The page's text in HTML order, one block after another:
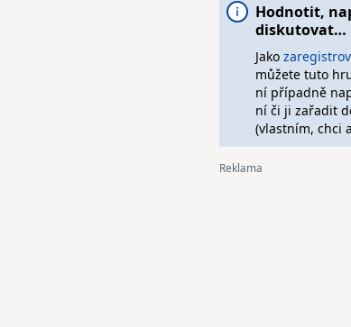
Hodnotit,
diskutovat…
Jako
můžete tuto
ní případně
ní či ji zařadit
(vlastním, chci